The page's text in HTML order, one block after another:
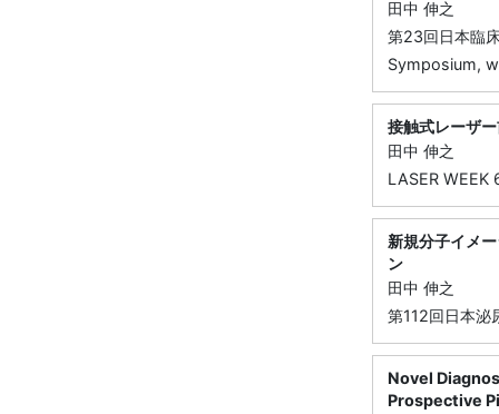
田中 伸之
第23回日本臨
Symposium,
接触式レーザ
田中 伸之
LASER
新規分子イメ
ン
田中 伸之
第112回日本泌
Novel
Prospective